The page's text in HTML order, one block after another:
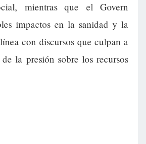
mientras que el Govern
impactos en la sanidad y la
con discursos que culpan a
la presión sobre los recursos